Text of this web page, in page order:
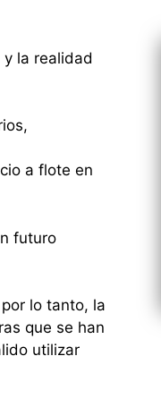
y la realidad
a flote en
futuro
lo tanto, la
que se han
utilizar